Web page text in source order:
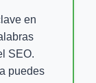
en
SEO.
puedes